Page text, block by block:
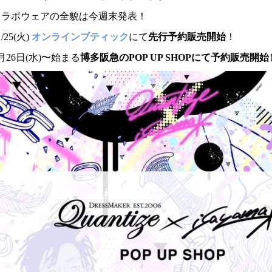
ボウェアの全貌は今週末発表！
25(火) オンラインブティックにて先行予約販売開始！
26日(水)〜始まる博多阪急のPOP UP SHOPにて予約販売開始